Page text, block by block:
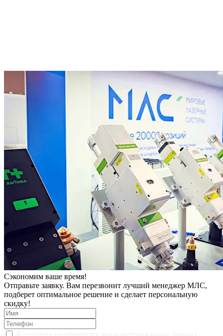
Сэкономим ваше время!
Отправьте заявку. Вам перезвонит лучший менеджер МЛС,
подберет оптимальное решение и сделает персональную
скидку!